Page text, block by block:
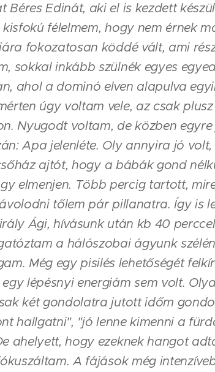
Béres Edinát, aki el is kezdett
félelmem, hogy nem érnek
fokozatosan köddé vált, ami
sokkal inkább szülnék egyes
ahol a dominó elven alapulva
úgy voltam vele, az csak
Nyugodt voltam, de közben
Apa jelenléte. Oly annyira jó
ajtót, hogy a bábák gond
elmenjen. Több percig tartott,
tőlem pár pillanatra. Így is
Ági, hívásunk után kb 40
a hálószobai ágyunk
Még egy pisilés lehetőségét
lépésnyi energiám sem volt.
két gondolatra jutott időm
hallgatni", "jó lenne kimenni a
ahelyett, hogy ezeknek hangot
A fájások még